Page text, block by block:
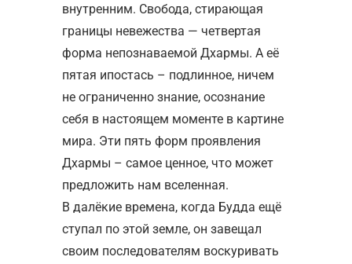
внутренним. Свобода, стирающая
границы невежества — четвертая
форма непознаваемой Дхармы. А её
пятая ипостась – подлинное, ничем
не ограниченно знание, осознание
себя в настоящем моменте в картине
мира. Эти пять форм проявления
Дхармы – самое ценное, что может
предложить нам вселенная.
В далёкие времена, когда Будда ещё
ступал по этой земле, он завещал
своим последователям воскуривать